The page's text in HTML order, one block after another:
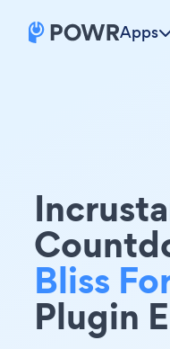
Apps
Bliss
Plugin